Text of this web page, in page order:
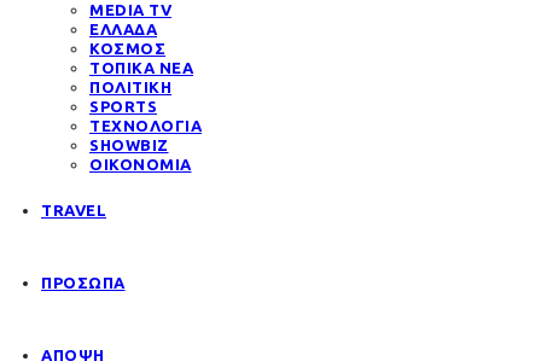
MEDIA TV
ΕΛΛΑΔΑ
ΚΟΣΜΟΣ
ΤΟΠΙΚΑ ΝΕΑ
ΠΟΛΙΤΙΚΗ
SPORTS
ΤΕΧΝΟΛΟΓΙΑ
SHOWBIZ
ΟΙΚΟΝΟΜΙΑ
TRAVEL
ΠΡΟΣΩΠΑ
ΑΠΟΨΗ